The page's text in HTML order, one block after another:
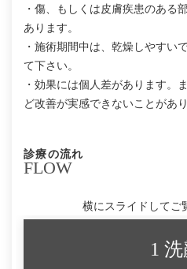
・傷、もしくは皮膚疾患のある
あります。
・施術期間中は、乾燥しやすい
て下さい。
・効果には個人差があります。
ど改善が実感できないことがあり
診療の流れ
FLOW
横にスライドしてご
1